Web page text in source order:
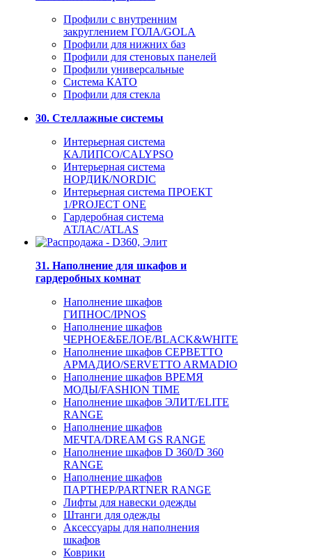
Профили с внутренним
закруглением ГОЛА/GOLA
Профили для нижних баз
Профили для стеновых панелей
Профили универсальные
Система КАТО
Профили для стекла
30. Стеллажные системы
Интерьерная система
КАЛИПСО/CALYPSO
Интерьерная система
НОРДИК/NORDIC
Интерьерная система ПРОЕКТ
1/PROJECT ONE
Гардеробная система
АТЛАС/ATLAS
31. Наполнение для шкафов и
гардеробных комнат
Наполнение шкафов
ГИПНОС/IPNOS
Наполнение шкафов
ЧЕРНОЕ&БЕЛОЕ/BLACK&WHITE
Наполнение шкафов СЕРВЕТТО
АРМАДИО/SERVETTO ARMADIO
Наполнение шкафов ВРЕМЯ
МОДЫ/FASHION TIME
Наполнение шкафов ЭЛИТ/ELITE
RANGE
Наполнение шкафов
МЕЧТА/DREAM GS RANGE
Наполнение шкафов D 360/D 360
RANGE
Наполнение шкафов
ПАРТНЕР/PARTNER RANGE
Лифты для навески одежды
Штанги для одежды
Аксессуары для наполнения
шкафов
Коврики